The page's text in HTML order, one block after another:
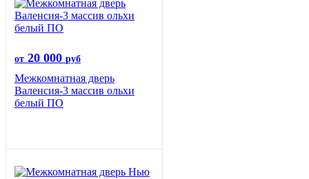
от 20 000 руб
Межкомнатная дверь
Валенсия-3 массив ольхи
белый ПО